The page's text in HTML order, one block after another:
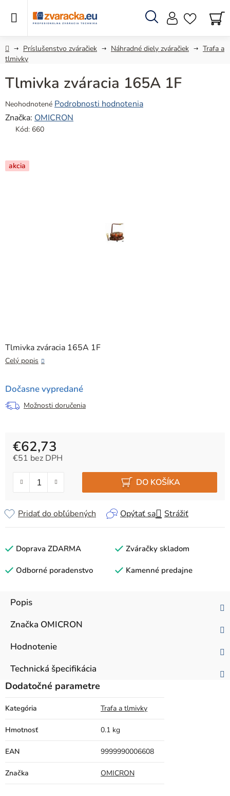
Hľadať
DomovPríslušenstvo zváračiek Náhradné diely zváračiek
Trafa a
tlmivky
Tlmivka zváracia 165A 1F
Celý popis
Dočasne vypredané
Možnosti doručenia
€62,73
€51 bez DPH
DO KOŠÍKA
Opýtať sa Strážiť
Pridať do obľúbených
Tlmivka zváracia 165A 1F
Priemerné
hodnotenie
produktu
z
5
Neohodnotené Podrobnosti hodnotenia
Značka: OMICRON
Kód: 660
akcia
Doprava ZDARMA Zváračky skladom
Odborné poradenstvo Kamenné predajne
Popis
Značka OMICRON
Hodnotenie
Technická špecifikácia
Dodatočné parametre
Kategória Trafa a tlmivky
Hmotnosť 0.1 kg
EAN 9999990006608
Značka OMICRON